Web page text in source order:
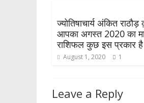
ज्योतिषाचार्य अंकित
आपका अगस्त 2020 का
राशिफल कुछ इस प्रकार है
August 1, 2020 1
Leave a Reply